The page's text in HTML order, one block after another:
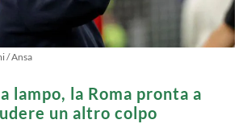
/ Ansa
lampo, la Roma pronta a
un altro colpo